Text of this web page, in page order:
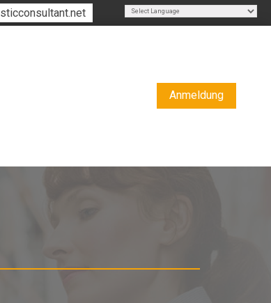
Powered by
Translate
Anmeldung